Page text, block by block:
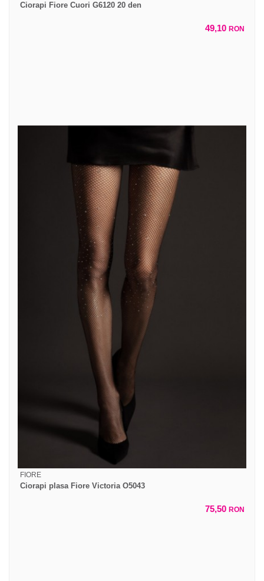
Ciorapi Fiore Cuori G6120 20 den
49,10 RON
FIORE
Ciorapi plasa Fiore Victoria O5043
75,50 RON